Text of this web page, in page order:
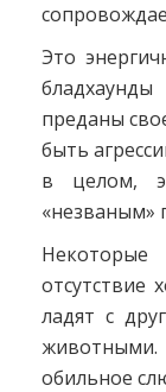
Это
преданы
быть
в целом,
«незваным»
отсутствие
ладят с
обильное